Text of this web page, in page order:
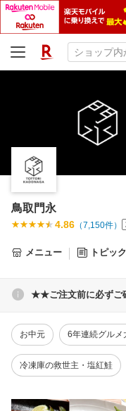
鳥取門永
4.86 （7,150件）
メニュー トピッ
★★ご注文前に必ず
お中元 6年連続グルメ
冷凍庫の救世主・塩紅鮭